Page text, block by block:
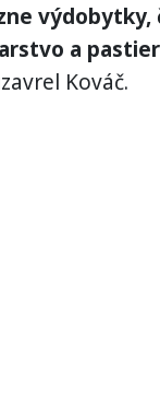
a
Kováč.